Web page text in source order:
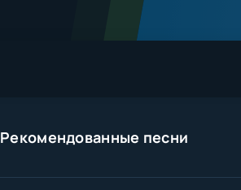
Рекомендованные песни